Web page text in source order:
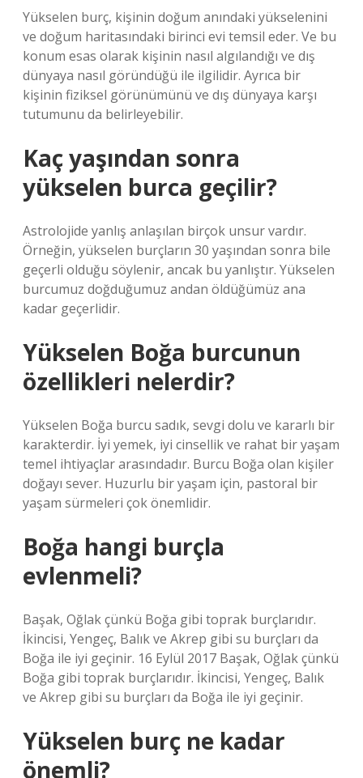
Yükselen burç, kişinin doğum anındaki yükselenini
ve doğum haritasındaki birinci evi temsil eder. Ve bu
konum esas olarak kişinin nasıl algılandığı ve dış
dünyaya nasıl göründüğü ile ilgilidir. Ayrıca bir
kişinin fiziksel görünümünü ve dış dünyaya karşı
tutumunu da belirleyebilir.
Kaç yaşından sonra
yükselen burca geçilir?
Astrolojide yanlış anlaşılan birçok unsur vardır.
Örneğin, yükselen burçların 30 yaşından sonra bile
geçerli olduğu söylenir, ancak bu yanlıştır. Yükselen
burcumuz doğduğumuz andan öldüğümüz ana
kadar geçerlidir.
Yükselen Boğa burcunun
özellikleri nelerdir?
Yükselen Boğa burcu sadık, sevgi dolu ve kararlı bir
karakterdir. İyi yemek, iyi cinsellik ve rahat bir yaşam
temel ihtiyaçlar arasındadır. Burcu Boğa olan kişiler
doğayı sever. Huzurlu bir yaşam için, pastoral bir
yaşam sürmeleri çok önemlidir.
Boğa hangi burçla
evlenmeli?
Başak, Oğlak çünkü Boğa gibi toprak burçlarıdır.
İkincisi, Yengeç, Balık ve Akrep gibi su burçları da
Boğa ile iyi geçinir. 16 Eylül 2017 Başak, Oğlak çünkü
Boğa gibi toprak burçlarıdır. İkincisi, Yengeç, Balık
ve Akrep gibi su burçları da Boğa ile iyi geçinir.
Yükselen burç ne kadar
önemli?